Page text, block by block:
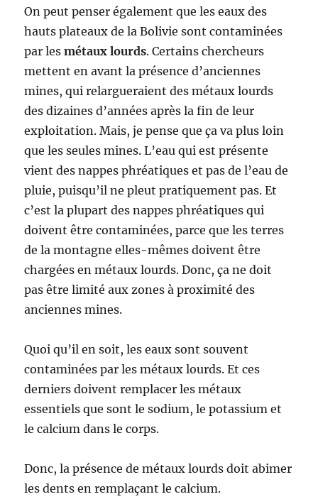
On peut penser également que les eaux des
hauts plateaux de la Bolivie sont contaminées
par lesmétaux lourds. Certains chercheurs
mettent en avant la présence d’anciennes
mines, qui relargueraient des métaux lourds
des dizaines d’années après la fin de leur
exploitation. Mais, je pense que ça va plus loin
que les seules mines. L’eau qui est présente
vient des nappes phréatiques et pas de l’eau de
pluie, puisqu’il ne pleut pratiquement pas. Et
c’est la plupart des nappes phréatiques qui
doivent être contaminées, parce que les terres
de la montagne elles-mêmes doivent être
chargées en métaux lourds. Donc, ça ne doit
pas être limité aux zones à proximité des
anciennes mines.
Quoi qu’il en soit, les eaux sont souvent
contaminées par les métaux lourds. Et ces
derniers doivent remplacer les métaux
essentiels que sont le sodium, le potassium et
le calcium dans le corps.
Donc, la présence de métaux lourds doit abimer
les dents en remplaçant le calcium.